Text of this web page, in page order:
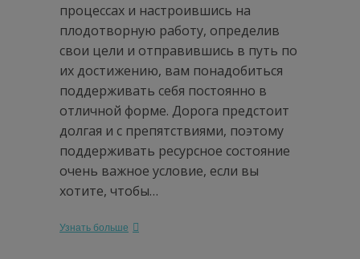
процессах и настроившись на
плодотворную работу, определив
свои цели и отправившись в путь по
их достижению, вам понадобиться
поддерживать себя постоянно в
отличной форме. Дорога предстоит
долгая и с препятствиями, поэтому
поддерживать ресурсное состояние
очень важное условие, если вы
хотите, чтобы…
Узнать больше